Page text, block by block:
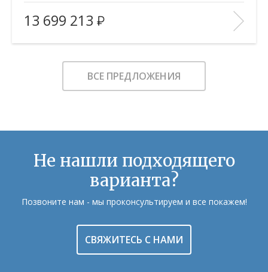
Площадь (общ/жил/кух), м2:
38.17/17.58/12.57
Количество комнат:
1
Этаж:
8/19
В ИЗБРАННОЕ
13 699 213
ВСЕ ПРЕДЛОЖЕНИЯ
Не нашли подходящего
варианта?
Позвоните нам - мы проконсультируем и все покажем!
СВЯЖИТЕСЬ С НАМИ